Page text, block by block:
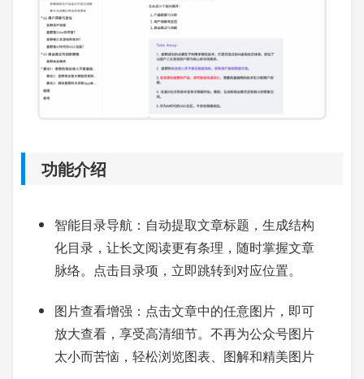
功能介绍
智能目录导航：自动提取文章标题，生成结构
化目录，让长文阅读更有条理，随时掌握文章
脉络。点击目录项，立即跳转到对应位置。
图片查看增强：点击文章中的任意图片，即可
放大查看，享受高清细节。不再为公众号图片
太小而苦恼，轻松浏览图表、图解和精美图片